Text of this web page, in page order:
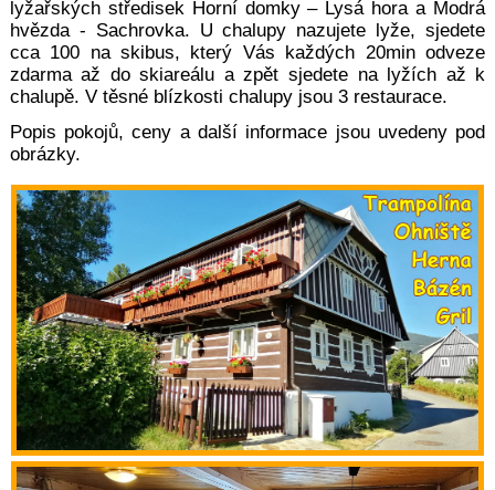
lyžařských středisek Horní domky – Lysá hora a Modrá
hvězda - Sachrovka. U chalupy nazujete lyže, sjedete
cca 100 na skibus, který Vás každých 20min odveze
zdarma až do skiareálu a zpět sjedete na lyžích až k
chalupě. V těsné blízkosti chalupy jsou 3 restaurace.
Popis pokojů, ceny a další informace jsou uvedeny pod
obrázky.